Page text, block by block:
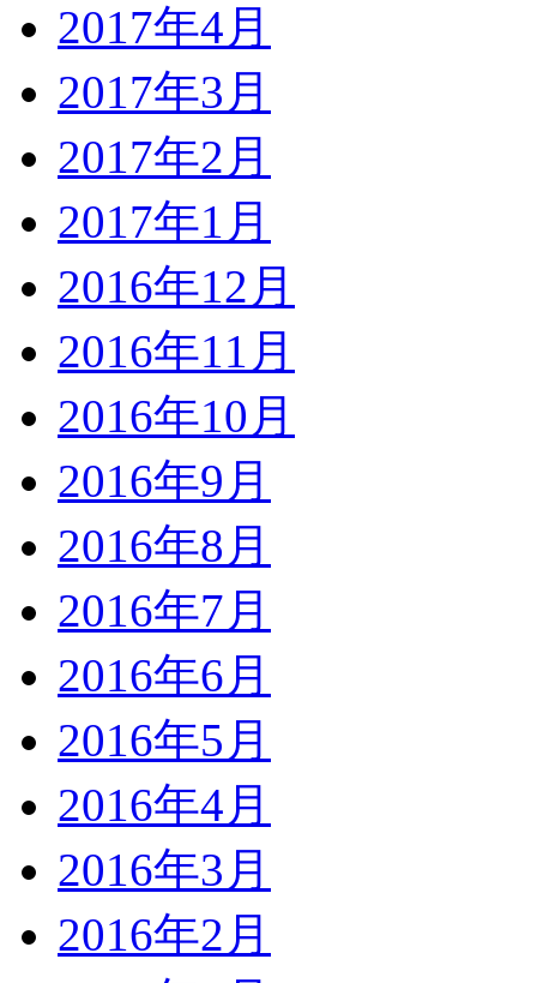
2017年4月
2017年3月
2017年2月
2017年1月
2016年12月
2016年11月
2016年10月
2016年9月
2016年8月
2016年7月
2016年6月
2016年5月
2016年4月
2016年3月
2016年2月